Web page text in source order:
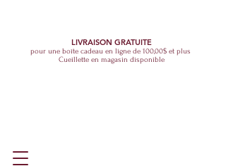
LIVRAISON GRATUITE
pour une boîte cadeau en ligne de 100,00$ et plus
Cueillette en magasin disponible